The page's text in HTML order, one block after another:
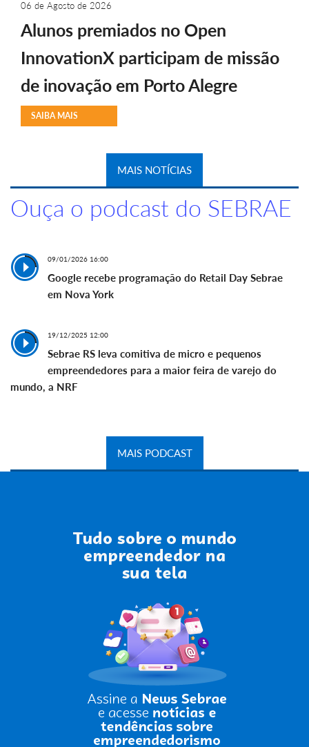
06 de Agosto de 2026
Alunos premiados no Open
InnovationX participam de missão
de inovação em Porto Alegre
SAIBA MAIS
MAIS NOTÍCIAS
Ouça o podcast do SEBRAE
09/01/2026 16:00
Google recebe programação do Retail Day Sebrae
em Nova York
19/12/2025 12:00
Sebrae RS leva comitiva de micro e pequenos
empreendedores para a maior feira de varejo do
mundo, a NRF
MAIS PODCAST